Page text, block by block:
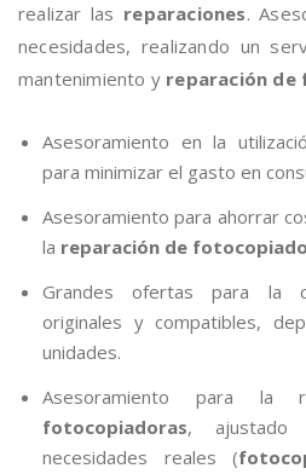
realizar las reparaciones.
necesidades, realizando un
mantenimiento y reparación
Asesoramiento en la
para minimizar el gasto en
Asesoramiento para ahorrar
la reparación de
Grandes ofertas para la
originales y compatibles,
unidades.
Asesoramiento para la
fotocopiadoras, ajustado
necesidades reales (